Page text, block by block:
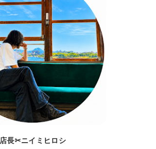
店長✂ニイミヒロシ